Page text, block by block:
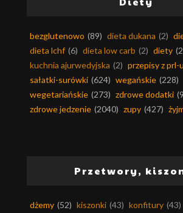
bezglutenowo (89) dieta dukana (2)
dieta lchf (6) dieta low carb (2) diety
kuchnia ajurwedyjska (2) przepisy z prl-u
sałatki-surówki (624) wegańskie (228)
wegetariańskie (273) zdrowe dodatki
zdrowe jedzenie (2040) zupy (427)
Przetwory,
dżemy (52) kiszonki (43) konfitury (43)